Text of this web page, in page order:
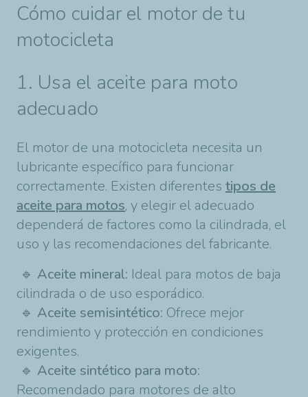
Cómo cuidar el motor de tu
motocicleta
1. Usa el aceite para moto
adecuado
El motor de una motocicleta necesita un
lubricante específico para funcionar
correctamente. Existen diferentes tipos de
aceite para motos, y elegir el adecuado
dependerá de factores como la cilindrada, el
uso y las recomendaciones del fabricante.
🔹 Aceite mineral: Ideal para motos de baja
cilindrada o de uso esporádico.
🔹 Aceite semisintético: Ofrece mejor
rendimiento y protección en condiciones
exigentes.
🔹 Aceite sintético para moto:
Recomendado para motores de alto